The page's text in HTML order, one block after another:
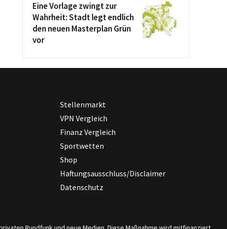
Eine Vorlage zwingt zur
Wahrheit: Stadt legt endlich
den neuen Masterplan Grün
vor
Stellenmarkt
VPN Vergleich
Finanz Vergleich
Sportwetten
Shop
Haftungsausschluss/Disclaimer
Datenschutz